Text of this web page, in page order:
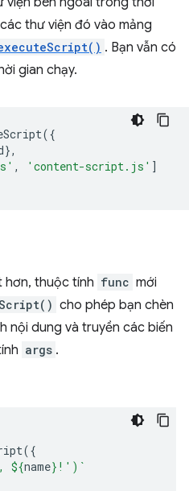
thư viện đó vào mảng
. Bạn vẫn có
gian chạy.
({
},
, 'content-script.js' ]
hơn, thuộc tính func mới
cho phép bạn chèn
nội dung và truyền các biến
args .
({
${name} !')`